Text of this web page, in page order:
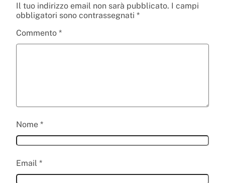
Il tuo indirizzo email non sarà pubblicato. I campi
obbligatori sono contrassegnati *
Commento *
Nome *
Email *